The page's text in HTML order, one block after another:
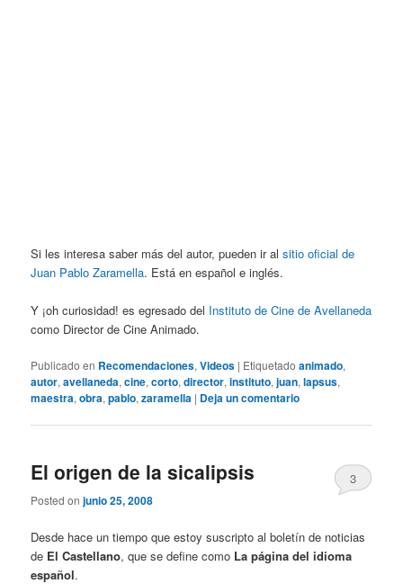
Si les interesa saber más del autor, pueden ir alsitio oficial de
Juan Pablo Zaramella. Está en español e inglés.
Y ¡oh curiosidad! es egresado del Instituto de Cine de Avellaneda
como Director de Cine Animado.
Publicado en Recomendaciones,Videos | Etiquetado animado,
autor,avellaneda,cine,corto,director,instituto,juan,lapsus,
maestra,obra,pablo,zaramella | Deja un comentario
El origen de la sicalipsis
Posted onjunio 25, 2008
3
Desde hace un tiempo que estoy suscripto al boletín de noticias
de El Castellano, que se define como La página del idioma
español.